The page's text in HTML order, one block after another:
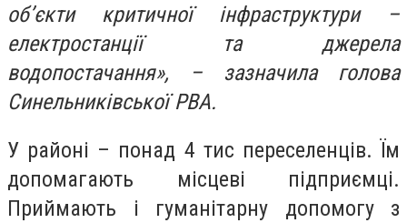
об’єкти критичної інфраструктури –
електростанції та джерела
водопостачання», – зазначила голова
Синельниківської РВА.
У районі – понад 4 тис переселенців. Їм
допомагають місцеві підприємці.
Приймають і гуманітарну допомогу з